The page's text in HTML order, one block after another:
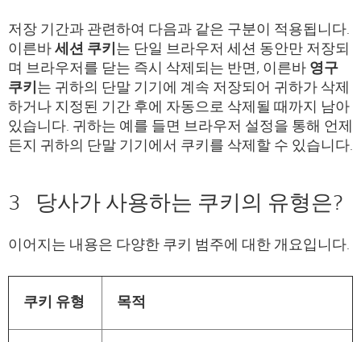
저장 기간과 관련하여 다음과 같은 구분이 적용됩니다.
이른바세션 쿠키는 단일 브라우저 세션 동안만 저장되
며 브라우저를 닫는 즉시 삭제되는 반면, 이른바영구
쿠키는 귀하의 단말 기기에 계속 저장되어 귀하가 삭제
하거나 지정된 기간 후에 자동으로 삭제될 때까지 남아
있습니다. 귀하는 예를 들면 브라우저 설정을 통해 언제
든지 귀하의 단말 기기에서 쿠키를 삭제할 수 있습니다.
3 당사가 사용하는 쿠키의 유형은?
이어지는 내용은 다양한 쿠키 범주에 대한 개요입니다.
쿠키 유형 목적